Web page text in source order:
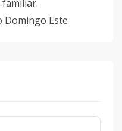
Domingo Este